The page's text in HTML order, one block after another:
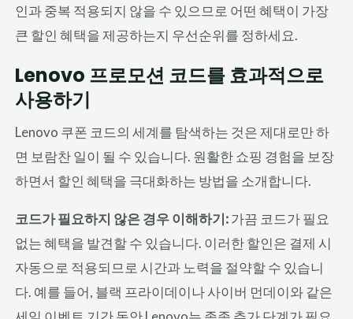
인과 중복 적용되지 않을 수 있으므로 어떤 혜택이 가장
큰 할인 혜택을 제공하는지 우선순위를 정하세요.
Lenovo 프로모션 코드를 효과적으로
사용하기
Lenovo 쿠폰 코드의 세계를 탐색하는 것은 제대로만 하
면 보람찬 일이 될 수 있습니다. 원활한 쇼핑 경험을 보장
하면서 할인 혜택을 극대화하는 방법을 소개합니다.
코드가 필요하지 않은 경우 이해하기:가끔 코드가 필요
없는 혜택을 발견할 수 있습니다. 이러한 할인은 결제 시
자동으로 적용되므로 시간과 노력을 절약할 수 있습니
다. 예를 들어, 블랙 프라이데이나 사이버 먼데이와 같은